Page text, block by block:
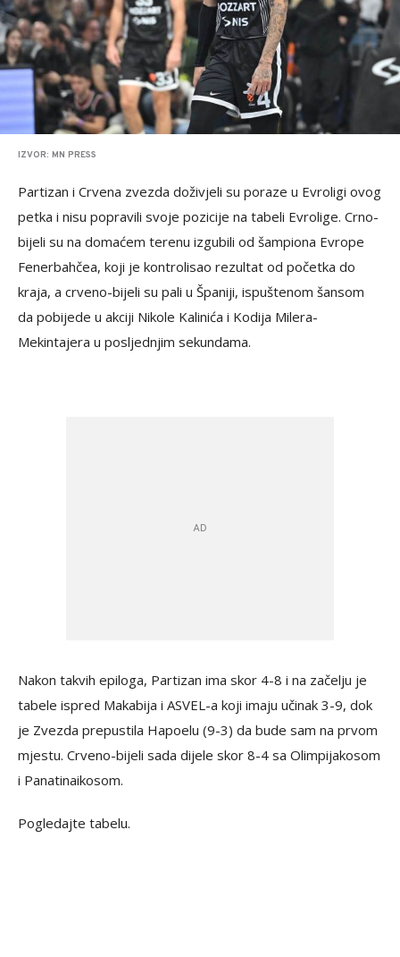
IZVOR: MN PRESS
Partizan i Crvena zvezda doživjeli su poraze u Evroligi ovog
petka i nisu popravili svoje pozicije na tabeli Evrolige. Crno-
bijeli su na domaćem terenu izgubili od šampiona Evrope
Fenerbahčea, koji je kontrolisao rezultat od početka do
kraja, a crveno-bijeli su pali u Španiji, ispuštenom šansom
da pobijede u akciji Nikole Kalinića i Kodija Milera-
Mekintajera u posljednjim sekundama.
Nakon takvih epiloga, Partizan ima skor 4-8 i na začelju je
tabele ispred Makabija i ASVEL-a koji imaju učinak 3-9, dok
je Zvezda prepustila Hapoelu (9-3) da bude sam na prvom
mjestu. Crveno-bijeli sada dijele skor 8-4 sa Olimpijakosom
i Panatinaikosom.
Pogledajte tabelu.